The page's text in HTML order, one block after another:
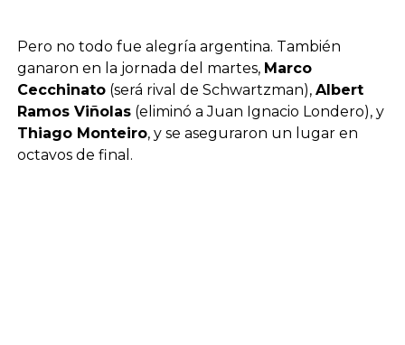
Pero no todo fue alegría argentina. También
ganaron en la jornada del martes, Marco
Cecchinato(será rival de Schwartzman), Albert
Ramos Viñolas(eliminó a Juan Ignacio Londero), y
Thiago Monteiro, y se aseguraron un lugar en
octavos de final.